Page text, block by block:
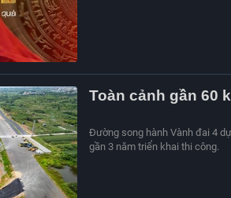
Toàn cảnh gần 60
Đường song hành Vành đai 4
gần 3 năm triển khai thi công.